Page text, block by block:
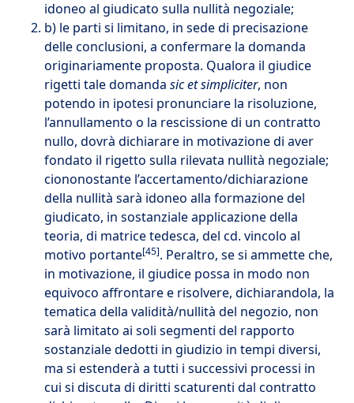
idoneo al giudicato sulla nullità negoziale;
b) le parti si limitano, in sede di precisazione
delle conclusioni, a confermare la domanda
originariamente proposta. Qualora il giudice
rigetti tale domanda sic et simpliciter, non
potendo in ipotesi pronunciare la risoluzione,
l’annullamento o la rescissione di un contratto
nullo, dovrà dichiarare in motivazione di aver
fondato il rigetto sulla rilevata nullità negoziale;
ciononostante l’accertamento/dichiarazione
della nullità sarà idoneo alla formazione del
giudicato, in sostanziale applicazione della
teoria, di matrice tedesca, del cd. vincolo al
motivo portante[45]. Peraltro, se si ammette che,
in motivazione, il giudice possa in modo non
equivoco affrontare e risolvere, dichiarandola, la
tematica della validità/nullità del negozio, non
sarà limitato ai soli segmenti del rapporto
sostanziale dedotti in giudizio in tempi diversi,
ma si estenderà a tutti i successivi processi in
cui si discuta di diritti scaturenti dal contratto